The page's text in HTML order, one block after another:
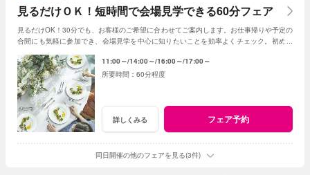
見るだけＯＫ！短時間で会場見学できる60分フェア
見るだけOK！30分でも、お客様のご希望に合わせてご案内します。お仕事帰りや予定の
合間にも気軽に参加でき、会場見学を中心に知りたいことを効率よくチェック。初めて
11:00～ 14:00～ 16:00～ 17:00～
60分程度
詳しくみる フェア予約
同日開催の他のフェアを見る(3件)